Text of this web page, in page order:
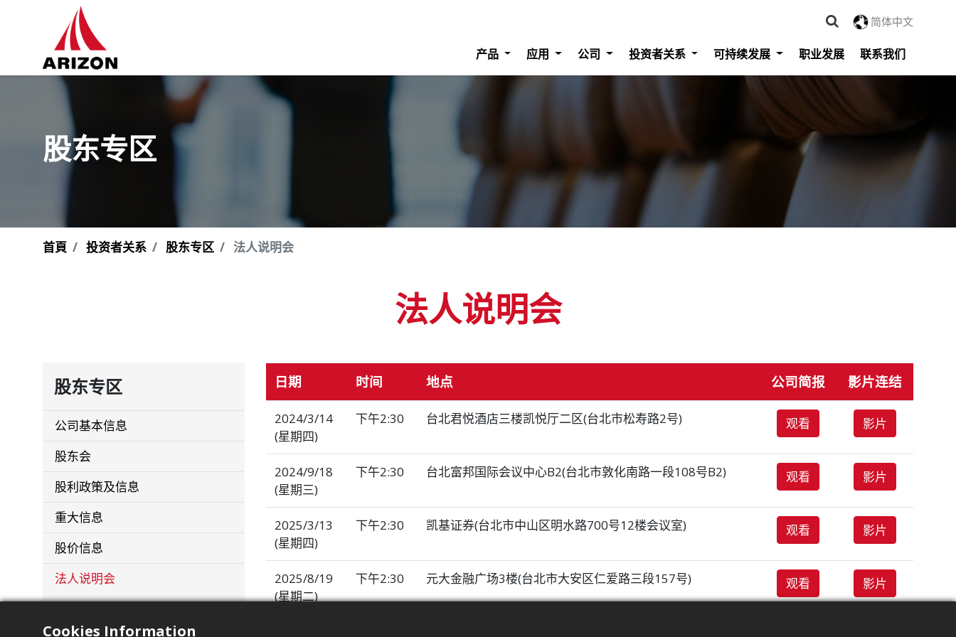
产品 应用 公司 投资者关系 可持续发展 职业发展 联系我们
简体中文
股东专区
首頁 投资者关系 股东专区 法人说明会
法人说明会
股东专区
公司基本信息
股东会
股利政策及信息
重大信息
股价信息
法人说明会
日期 时间 地点 公司简报 影片连结
2024/3/14
(星期四)
下午2:30 台北君悦酒店三楼凯悦厅二区(台北市松寿路2号) 观看 影片
2024/9/18
(星期三)
下午2:30 台北富邦国际会议中心B2(台北市敦化南路一段108号B2) ​观看 影片
2025/3/13
(星期四)
下午2:30 凯基证券(台北市中山区明水路700号12楼会议室) ​观看 影片
2025/8/19
(星期二)
下午2:30 元大金融广场3楼(台北市大安区仁爱路三段157号) ​观看 影片
Cookies Information